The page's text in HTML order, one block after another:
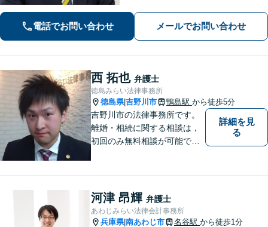
遺言】他士業との連携でスピーディー
に解決します【夜間・休日相談可】
電話でお問い合わせ メールでお問い合わせ
西 拓也 弁護士
徳島みらい法律事務所
徳島県|吉野川市 鴨島駅 から徒歩5分
吉野川市の法律事務所です。
離婚・相続に関する相談は，
初回のみ無料相談が可能です
詳細を見
る
河津 昂輝 弁護士
あわじみらい法律会計事務所
兵庫県|南あわじ市 名谷駅 から徒歩1分